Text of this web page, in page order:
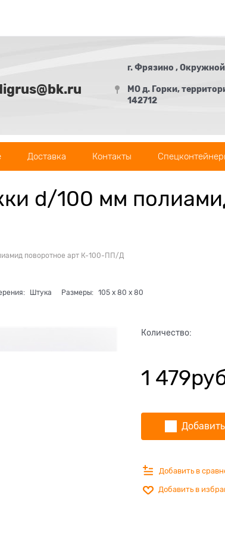
г. Фрязино ,
МО д. Горки,
142712
Доставка Контакты
d/100 мм
поворотное арт К-100-ПП/Д
Штука Размеры: 105x 80 x 80
Количество:
1 479
Добавить
Добавить в
Добавить в